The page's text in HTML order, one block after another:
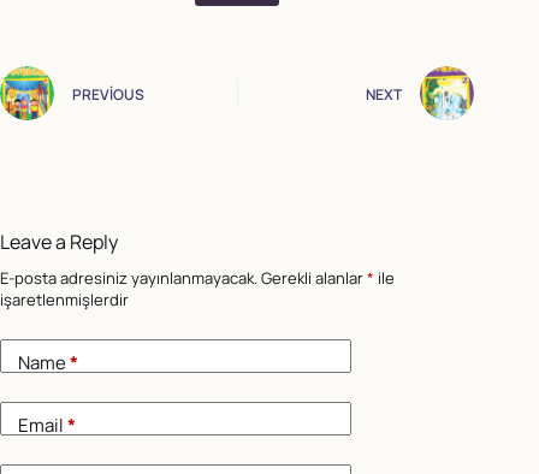
PREVIOUS NEXT
Leave a Reply
E-posta adresiniz yayınlanmayacak.Gerekli alanlar* ile
işaretlenmişlerdir
Name*
Email*